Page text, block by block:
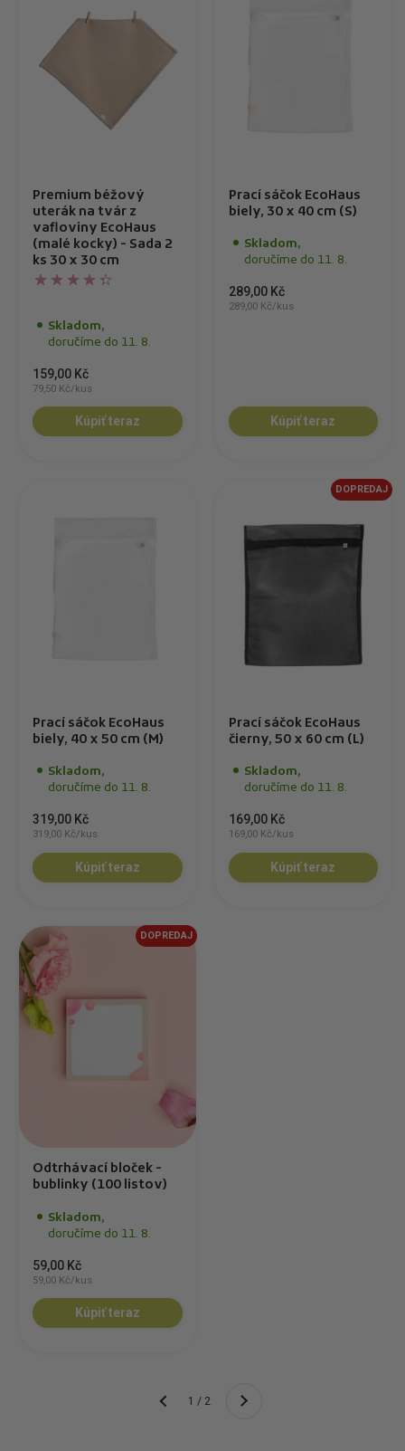
Premium béžový
uterák na tvár z
vafloviny EcoHaus
(malé kocky) - Sada 2
ks 30 x 30 cm
Skladom,
doručíme do 11. 8.
159,00 Kč
79,50 Kč/kus
Kúpiť teraz
Prací sáčok EcoHaus
biely, 30 x 40 cm (S)
Skladom,
doručíme do 11. 8.
289,00 Kč
289,00 Kč/kus
Kúpiť teraz
Prací sáčok EcoHaus
biely, 40 x 50 cm (M)
Skladom,
doručíme do 11. 8.
319,00 Kč
319,00 Kč/kus
Kúpiť teraz
Prací sáčok EcoHaus
čierny, 50 x 60 cm (L)
Skladom,
doručíme do 11. 8.
169,00 Kč
169,00 Kč/kus
Kúpiť teraz
DOPREDAJ
Odtrhávací bloček -
bublinky (100 listov)
Skladom,
doručíme do 11. 8.
59,00 Kč
59,00 Kč/kus
Kúpiť teraz
DOPREDAJ
1 / 2 Ďalší